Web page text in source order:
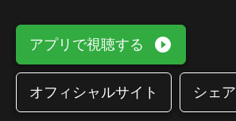
アプリで視聴する play_circle_filled
オフィシャルサイト シェア